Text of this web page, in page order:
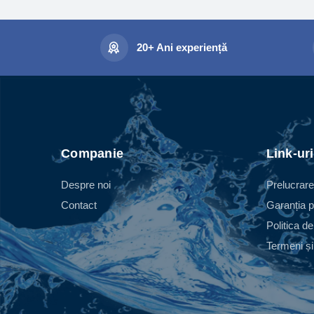
o
-
>
-
20+ Ani experiență
Companie
Despre noi
Contact
Link-
Garanția
Politica
Termeni